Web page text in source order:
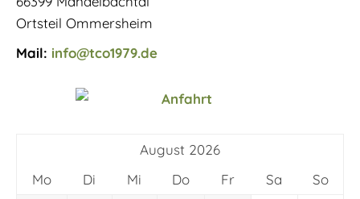
Ortsteil Ommersheim
Mail: info@tco1979.de
August 2026
Mo
Di Mi Do Fr Sa
So